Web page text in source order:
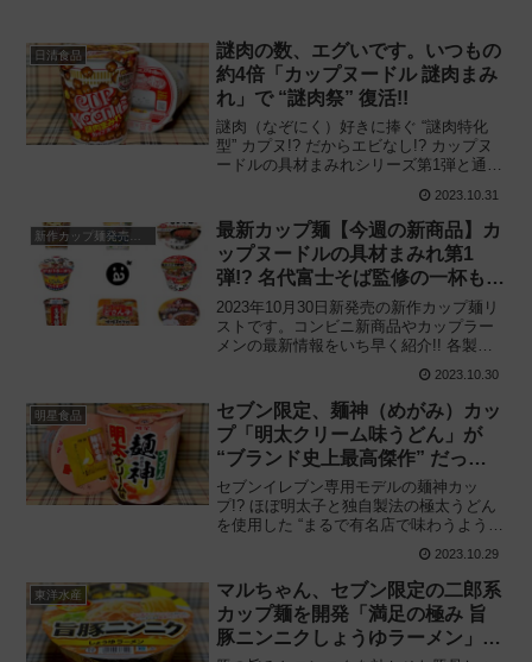
日清食品
謎肉の数、エグいです。いつもの
約4倍「カップヌードル 謎肉まみ
れ」で “謎肉祭” 復活!!
謎肉（なぞにく）好きに捧ぐ “謎肉特化
型” カプヌ!? だからエビなし!? カップヌ
ードルの具材まみれシリーズ第1弾と通常
食品「カップヌードル 謎肉まみれ」を食
べてみた感想と評価・レビューです。
2023.10.31
最新カップ麺【今週の新商品】カ
ップヌードルの具材まみれ第1
弾!? 名代富士そば監修の一杯も待
望の復活!!
2023年10月30日新発売の新作カップ麺リ
ストです。コンビニ新商品やカップラー
メンの最新情報をいち早く紹介!! 各製品
開の新作情報もありますので、カップ麺
の新商品が気になる方はご活用くださ
い。
2023.10.30
明星食品
セブン限定、麺神（めがみ）カッ
プ「明太クリーム味うどん」が
“ブランド史上最高傑作” だった
件
セブンイレブン専用モデルの麺神カッ
プ!? ほぼ明太子と独自製法の極太うどん
を使用した “まるで有名店で味わうような
「明星 麺神カップ 明太クリーム味うど
ん」を食べてみた感想と評価・レビュー
です。
2023.10.29
東洋水産
マルちゃん、セブン限定の二郎系
カップ麺を開発「満足の極み 旨
豚ニンニクしょうゆラーメン」の